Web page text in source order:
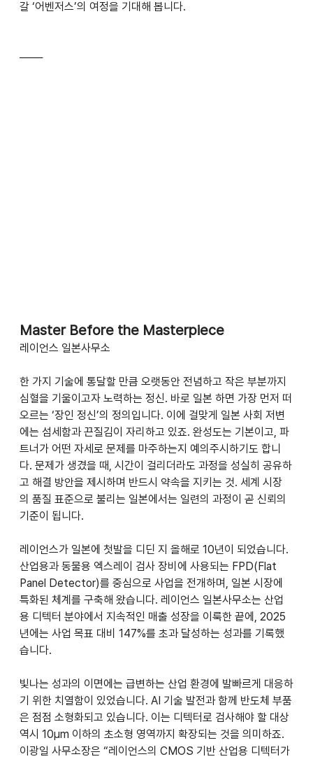
갈 ‘어벤저스’의 여정을 기대해 봅니다.
───
Master Before the Masterpiece
레이언스 일본사무소
한 가지 기술에 통달할 만큼 오랫동안 전념하고 작은 부분까지
심혈을 기울이고자 노력하는 정신. 바로 일본 하면 가장 먼저 떠
오르는 ‘장인 정신’의 정의입니다. 이에 걸맞게 일본 사회 저변
에는 섬세함과 끈질김이 자리하고 있죠. 완성도는 기본이고, 파
트너가 어떤 자세로 문제를 마주하는지 예의주시하기도 합니
다. 문제가 생겼을 때, 시간이 걸리더라도 과정을 성실히 공유하
고 해결 방안을 제시하며 반드시 약속을 지키는 것. 세계 시장
의 품질 표준으로 불리는 일본에서는 일련의 과정이 곧 신뢰의
기준이 됩니다.
레이언스가 일본에 첫발을 디딘 지 올해로 10년이 되었습니다.
산업용과 동물용 엑스레이 검사 장비에 사용되는 FPD(Flat
Panel Detector)를 중심으로 사업을 전개하며, 일본 시장에
특화된 체계를 구축해 왔습니다. 레이언스 일본사무소는 산업
용 디텍터 분야에서 지속적인 매출 성장을 이룩한 끝에, 2025
년에는 사업 목표 대비 147%를 초과 달성하는 성과를 기록했
습니다.
빛나는 성과의 이면에는 급변하는 산업 환경에 발빠르게 대응하
기 위한 치열함이 있었습니다. AI 기술 발전과 함께 반도체 부품
은 점점 소형화되고 있습니다. 이는 디텍터로 검사해야 할 대상
역시 10μm 이하의 초소형 영역까지 확장되는 것을 의미하죠.
이광일 사무소장은 “레이언스의 CMOS 기반 산업용 디텍터가